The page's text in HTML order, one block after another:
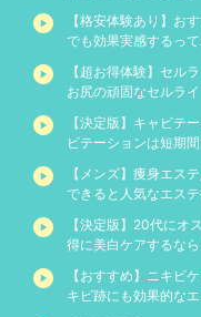
【格安体験あり】お
でも効果実感するっ
【超お得体験】セル
お尻の頑固なセルラ
【決定版】キャビテ
ビテーションは短期
【メンズ】痩身エス
できると人気なエス
【決定版】20代にオ
得に美白ケアするな
【おすすめ】ニキビ
キビ跡にも効果的な